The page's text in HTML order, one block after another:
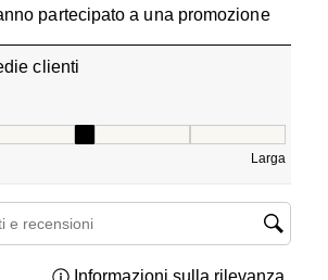
partecipato a una promozione
clienti
Larga
e ricerca delle recensioni